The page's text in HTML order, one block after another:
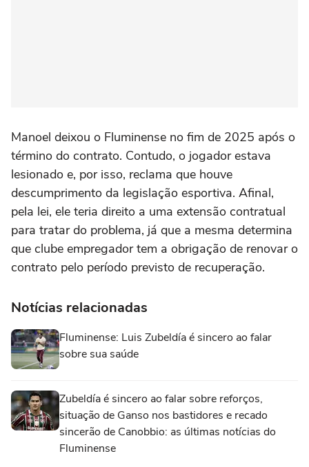
Manoel deixou o Fluminense no fim de 2025 após o
término do contrato. Contudo, o jogador estava
lesionado e, por isso, reclama que houve
descumprimento da legislação esportiva. Afinal,
pela lei, ele teria direito a uma extensão contratual
para tratar do problema, já que a mesma determina
que clube empregador tem a obrigação de renovar o
contrato pelo período previsto de recuperação.
Notícias relacionadas
Fluminense: Luis Zubeldía é sincero ao falar
sobre sua saúde
Zubeldía é sincero ao falar sobre reforços,
situação de Ganso nos bastidores e recado
sincerão de Canobbio: as últimas notícias do
Fluminense